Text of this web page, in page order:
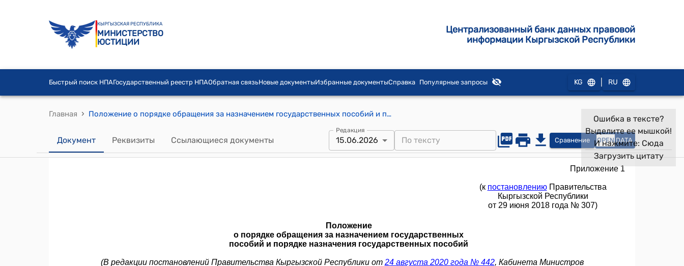
КЫРГЫЗСКАЯ РЕСПУБЛИКА
МИНИСТЕРСТВО
ЮСТИЦИИ
Централизованный банк данных правовой
информации Кыргызской Республики
Быстрый поиск НПАГосударственный реестр НПАОбратная связьНовые документыИзбранные документыСправка Популярные запросы KG RU
Главная › Положение о порядке обращения за назначением государственных пособий и порядке назначения государственных пособий (утверждено постановлением Правительства Кыргызской Республики от 29 июня 2018 года № 307)
Документ Реквизиты Ссылающиеся документы
Редакция
15.06.2026 Сравнение OPEN DATA
Ошибка в тексте?
Выделите ее мышкой!
И нажмите: Сюда
Загрузить цитату